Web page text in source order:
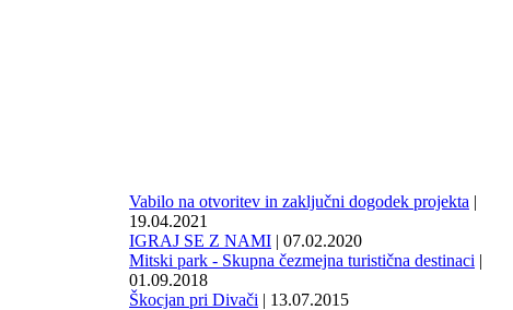
Vabilo na otvoritev in zaključni dogodek projekta |
19.04.2021
IGRAJ SE Z NAMI | 07.02.2020
Mitski park - Skupna čezmejna turistična destinaci |
01.09.2018
Škocjan pri Divači | 13.07.2015